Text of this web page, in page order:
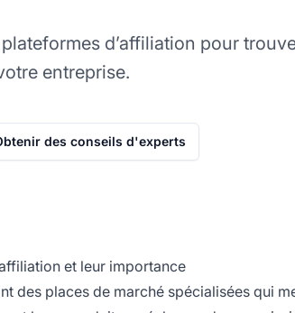
d’affiliation pour
entreprise.
des conseils d'experts
et leur importance
des places de marché spécialisées qui